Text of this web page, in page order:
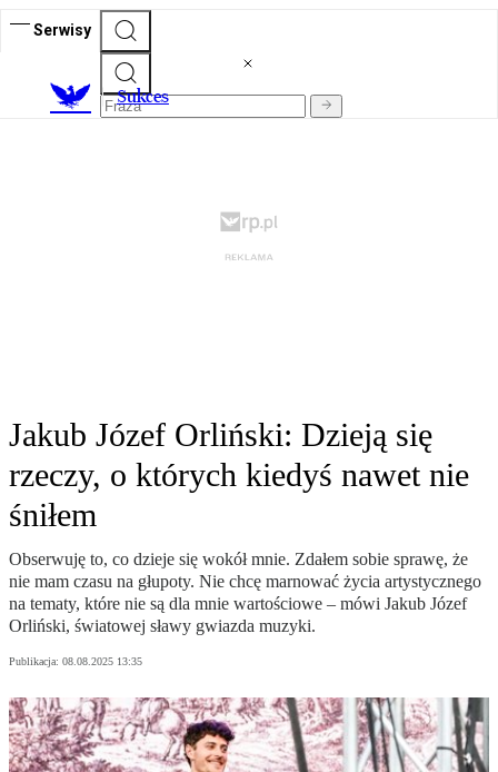
Serwisy
Sukces
Jakub Józef Orliński: Dzieją się
rzeczy, o których kiedyś nawet nie
śniłem
Obserwuję to, co dzieje się wokół mnie. Zdałem sobie sprawę, że
nie mam czasu na głupoty. Nie chcę marnować życia artystycznego
na tematy, które nie są dla mnie wartościowe – mówi Jakub Józef
Orliński, światowej sławy gwiazda muzyki.
Publikacja: 08.08.2025 13:35